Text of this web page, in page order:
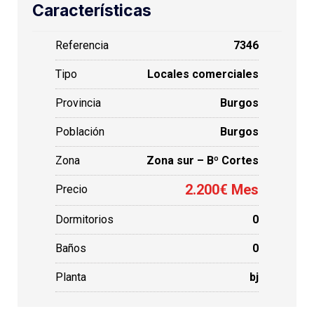
Características
Referencia 7346
Tipo Locales comerciales
Provincia Burgos
Población Burgos
Zona Zona sur – Bº Cortes
Precio 2.200€ Mes
Dormitorios 0
Baños 0
Planta bj